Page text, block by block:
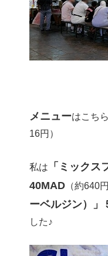
メニューはこち
16円）
私は
「ミックス
40MAD （約640
ーベルジン）」
した♪